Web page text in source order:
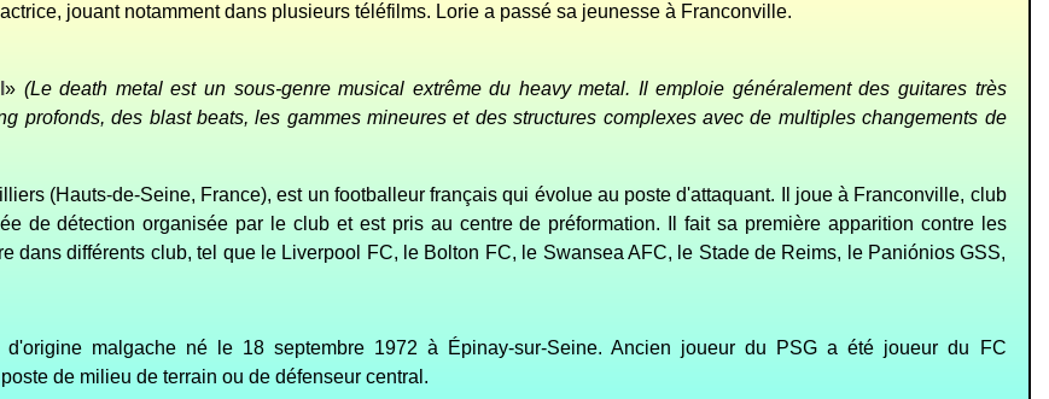
jouant notamment dans plusieurs téléfilms. Lorie a passé sa jeunesse à Franconville.
» (Le death metal est un sous-genre musical extrême du heavy metal. Il emploie généralement des guitares très
profonds, des blast beats, les gammes mineures et des structures complexes avec de multiples changements de
(Hauts-de-Seine, France), est un footballeur français qui évolue au poste d'attaquant. Il joue à Franconville, club
de détection organisée par le club et est pris au centre de préformation.
Il fait sa première apparition contre les
dans différents club, tel que le Liverpool FC, le Bolton FC, le Swansea AFC, le Stade de Reims, le Paniónios GSS,
malgache né le 18 septembre 1972 à Épinay-sur-Seine. Ancien joueur du PSG a été joueur du FC
de milieu de terrain ou de défenseur central.